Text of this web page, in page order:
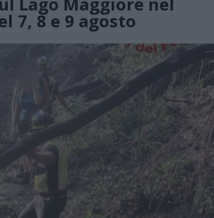
7, 8 e 9 agosto